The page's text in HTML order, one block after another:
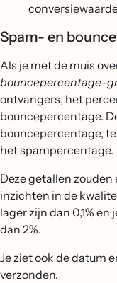
Spam- en
Als je met de muis
bouncepercentage-
ontvangers, het
bouncepercentage.
bouncepercentage,
het spampercentage.
Deze getallen
inzichten in de
lager zijn dan 0,1%
dan 2%.
Je ziet ook de datum
verzonden.